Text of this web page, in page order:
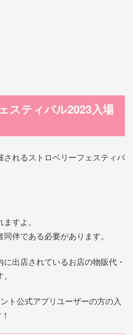
スティバル2023入場
されるストロベリーフェスティバ
すよ。
伴である必要があります。
出店されているお店の物販代・
ト公式アプリユーザーの方の入